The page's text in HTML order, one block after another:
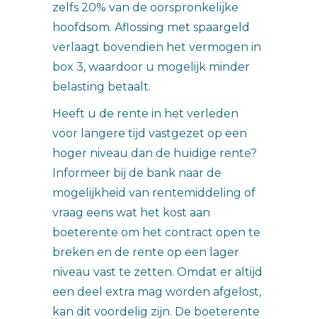
zelfs 20% van de oorspronkelijke
hoofdsom. Aflossing met spaargeld
verlaagt bovendien het vermogen in
box 3, waardoor u mogelijk minder
belasting betaalt.
Heeft u de rente in het verleden
voor langere tijd vastgezet op een
hoger niveau dan de huidige rente?
Informeer bij de bank naar de
mogelijkheid van rentemiddeling of
vraag eens wat het kost aan
boeterente om het contract open te
breken en de rente op een lager
niveau vast te zetten. Omdat er altijd
een deel extra mag worden afgelost,
kan dit voordelig zijn. De boeterente